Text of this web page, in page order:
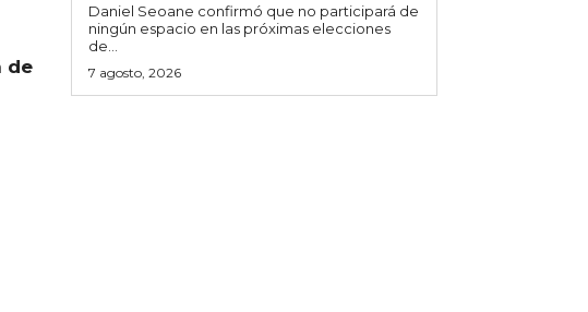
de
Daniel Seoane confirmó que no participará de
ningún espacio en las próximas elecciones
de...
7 agosto, 2026